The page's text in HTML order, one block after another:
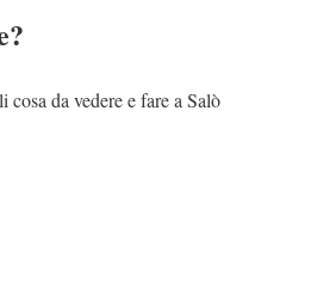
da vedere e fare a Salò